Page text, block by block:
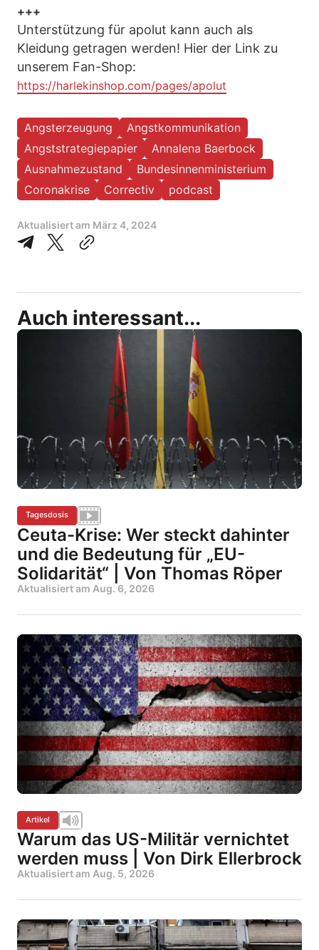
+++
Unterstützung für apolut kann auch als
Kleidung getragen werden! Hier der Link zu
unserem Fan-Shop:
https://harlekinshop.com/pages/apolut
Angsterzeugung
Angstkommunikation
Angststrategiepapier
Annalena Baerbock
Ausnahmezustand
Bundesinnenministerium
Coronakrise
Correctiv podcast
Aktualisiert am März 4, 2024
Auch interessant...
Tagesdosis
Ceuta-Krise: Wer steckt dahinter
und die Bedeutung für „EU-
Solidarität“ | Von Thomas Röper
Aktualisiert am Aug. 6, 2026
Artikel
Warum das US-Militär vernichtet
werden muss | Von Dirk Ellerbrock
Aktualisiert am Aug. 5, 2026